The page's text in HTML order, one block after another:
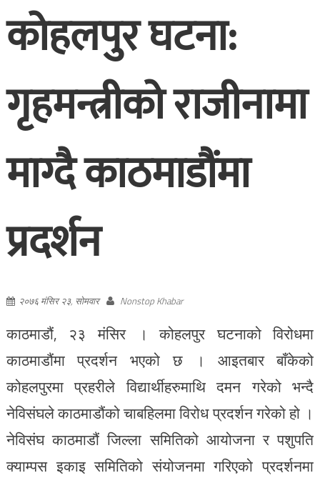
कोहलपुर घटना:
गृहमन्त्रीको राजीनामा
माग्दै काठमाडौंमा
प्रदर्शन
२०७६ मंसिर २३, सोमवार Nonstop Khabar
काठमाडौं, २३ मंसिर । कोहलपुर घटनाको विरोधमा
काठमाडौंमा प्रदर्शन भएको छ । आइतबार बाँकेको
कोहलपुरमा प्रहरीले विद्यार्थीहरुमाथि दमन गरेको भन्दै
नेविसंघले काठमाडौंको चाबहिलमा विरोध प्रदर्शन गरेको हो ।
नेविसंघ काठमाडौं जिल्ला समितिको आयोजना र पशुपति
क्याम्पस इकाइ समितिको संयोजनमा गरिएको प्रदर्शनमा